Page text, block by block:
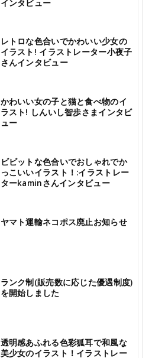
インタビュー
レトロな色合いでかわいい少女の
イラスト! イラストレーター小夜子
さんインタビュー
かわいい女の子と猫と食べ物のイ
ラスト! しんいし智歩さまインタビ
ュー
ビビットな色合いでおしゃれでか
っこいいイラスト！:イラストレー
ターkaminさんインタビュー
ヤマト運輸ネコポス廃止お知らせ
ランク制(販売数に応じた優遇制度)
を開始しました
透明感あふれる色彩狐耳で和風な
美少女のイラスト！イラストレー